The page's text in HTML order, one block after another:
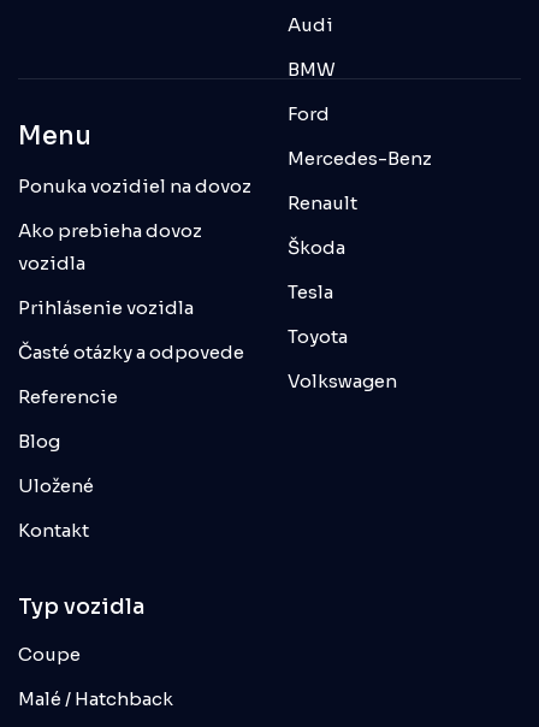
Menu
Ponuka vozidiel na dovoz
Ako prebieha dovoz
vozidla
Prihlásenie vozidla
Časté otázky a odpovede
Referencie
Blog
Uložené
Kontakt
Audi
BMW
Ford
Mercedes-Benz
Renault
Škoda
Tesla
Toyota
Volkswagen
Typ vozidla
Coupe
Malé / Hatchback